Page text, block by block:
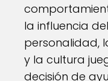
la influencia
personalidad,
y la cultura
decisión de